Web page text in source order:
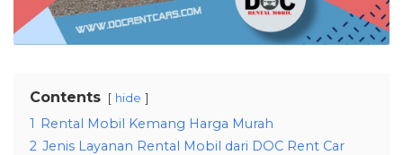
Contents hide
1 Rental Mobil Kemang Harga Murah
2 Jenis Layanan Rental Mobil dari DOC Rent Car